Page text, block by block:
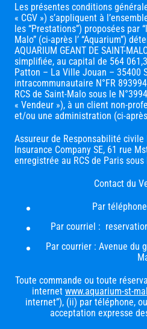
Les présentes conditions
« CGV ») s’appliquent à
les “Prestations”) proposées par
Malo” (ci-après l’ “Aquarium”)
AQUARIUM GEANT DE SAINT-
simplifiée, au capital de 564
Patton – La Ville Jouan – 35400
intracommunautaire N°FR
RCS de Saint-Malo sous le
« Vendeur »), à un client non-
et/ou une administration (ci-
Assureur de Responsabilité
Insurance Company SE, 61 rue
enregistrée au RCS de Paris
Contact du
Par
Par courriel :
Par courrier : Avenue du
Toute commande ou toute
internet www.aquarium-st-
internet”), (ii) par téléphone,
acceptation expresse